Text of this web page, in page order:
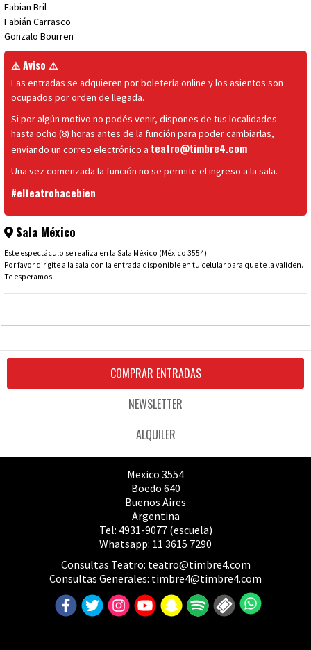
Fabian Bril
Fabián Carrasco
Gonzalo Bourren
⚠️ Aviso ⚠️
Las entradas se adquieren por boletería online y los asientos son
ocupados por orden de llegada.
Si por algún motivo no podés venir, dispones de tus localidades
hasta ocho (8) horas antes de la función para poder cambiarlas,
enviando un correo electrónico a teatro@timbre4.com
Una vez comenzada la función no se permite el ingreso a la sala.
#elteatrohacebien
Sala México
Este espectáculo se realiza en la Sala México (México 3554).
Por favor dirigite a la sala con la entrada disponible en tu celular para que te la validen.
Te esperamos!
COMPRAR ENTRADAS
NEWSLETTER
ALQUILER
Mexico 3554
Boedo 640
Buenos Aires
Argentina
Tel: 4931-9077 (escuela)
Whatsapp: 11 3615 7290
Consultas Teatro: teatro@timbre4.com
Consultas Generales: timbre4@timbre4.com